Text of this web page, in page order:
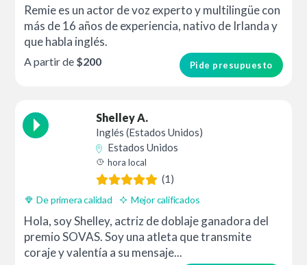
Remie es un actor de voz experto y multilingüe con
más de 16 años de experiencia, nativo de Irlanda y
que habla inglés.
Pide presupuesto
A partir de $200
Shelley A.
Inglés (Estados Unidos)
Estados Unidos
hora local
(1)
De primera calidad Mejor calificados
Hola, soy Shelley, actriz de doblaje ganadora del
premio SOVAS. Soy una atleta que transmite
coraje y valentía a su mensaje...